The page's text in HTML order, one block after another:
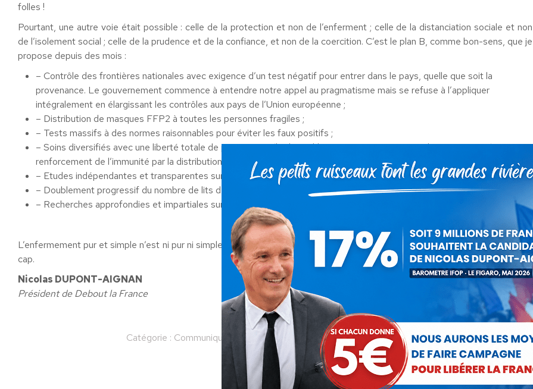
folles !
Pourtant, une autre voie était possible : celle de la protection et non de l’enferment ; celle de la distanciation sociale et non
de l’isolement social ; celle de la prudence et de la confiance, et non de la coercition. C’est le plan B, comme bon-sens, que je
propose depuis des mois :
– Contrôle des frontières nationales avec exigence d’un test négatif pour entrer dans le pays, quelle que soit la
provenance. Le gouvernement commence à entendre notre appel au pragmatisme mais se refuse à l’appliquer
intégralement en élargissant les contrôles aux pays de l’Union européenne ;
– Distribution de masques FFP2 à toutes les personnes fragiles ;
– Tests massifs à des normes raisonnables pour éviter les faux positifs ;
– Soins diversifiés avec une liberté totale de prescription (hydroxychloroquine, ivermectine, azithromycine, etc.) et
renforcement de l’immunité par la distribution de vitamine D et de zinc ;
– Etudes indépendantes et transparentes sur les traitements prometteurs ;
– Doublement progressif du nombre de lits de réanimations ;
– Recherches approfondies et impartiales sur les vaccinations possibles.
L’enfermement pur et simple n’est ni pur ni simple ! Cela ne marche pas : il est temps de changer de remède et de se fixer un
cap.
Nicolas DUPONT-AIGNAN
Président de Debout la France
Catégorie : Communiqués Par Nicolas Dupont-Aignan 14 janvier 2021
Partager cet article